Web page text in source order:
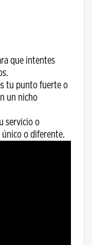
que intentes
tu punto fuerte o
un nicho
servicio o
o diferente.